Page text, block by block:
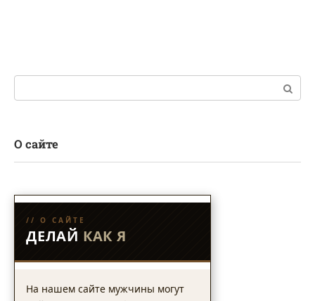
Поиск:
О сайте
// О САЙТЕ
ДЕЛАЙ КАК Я
На нашем сайте мужчины могут